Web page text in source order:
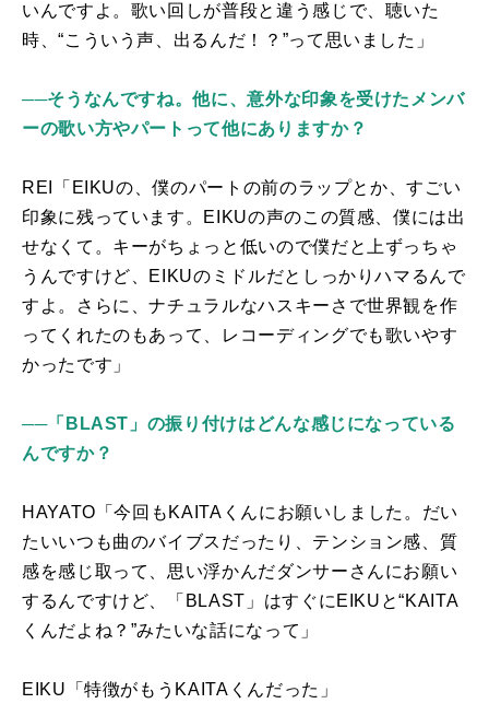
いんですよ。歌い回しが普段と違う感じで、聴いた
時、“こういう声、出るんだ！？”って思いました」
──そうなんですね。他に、意外な印象を受けたメンバ
ーの歌い方やパートって他にありますか？
REI「 EIKUの、僕のパートの前のラップとか、すごい
印象に残っています。 EIKUの声のこの質感、僕には出
せなくて。キーがちょっと低いので僕だと上ずっちゃ
うんですけど、 EIKUのミドルだとしっかりハマるんで
すよ。さらに、ナチュラルなハスキーさで世界観を作
ってくれたのもあって、レコーディングでも歌いやす
かったです」
──「BLAST」の振り付けはどんな感じになっている
んですか？
HAYATO「今回も KAITA くんにお願いしました。だい
たいいつも曲のバイブスだったり、テンション感、質
感を感じ取って、思い浮かんだダンサーさんにお願い
するんですけど、「 BLAST 」はすぐに EIKU と“KAITA
くんだよね？”みたいな話になって」
EIKU「特徴がもう KAITA くんだった」